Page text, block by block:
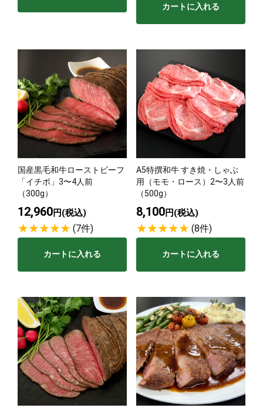
カートに入れる
国産黒毛和牛ローストビーフ
「イチボ」3〜4人前
（300g）
12,960円(税込)
(7件)
カートに入れる
A5特撰和牛 すき焼・しゃぶ
用（モモ・ロース）2〜3人前
（500g）
8,100円(税込)
(8件)
カートに入れる